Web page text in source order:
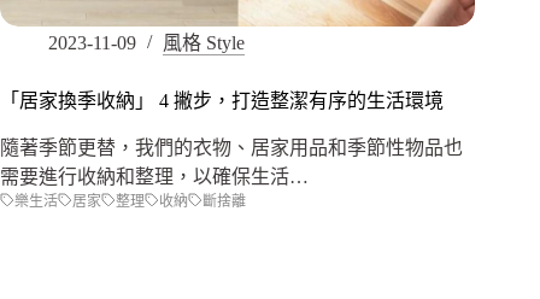
2023-11-09 風格 Style
「居家換季收納」 4 撇步，打造整潔有序的生活環境
隨著季節更替，我們的衣物、居家用品和季節性物品也
需要進行收納和整理，以確保生活…
樂生活 居家 整理 收納 斷捨離